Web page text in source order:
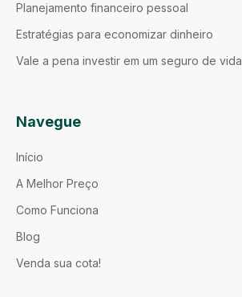
Planejamento financeiro pessoal
Estratégias para economizar dinheiro
Vale a pena investir em um seguro de vida
Navegue
Início
A Melhor Preço
Como Funciona
Blog
Venda sua cota!